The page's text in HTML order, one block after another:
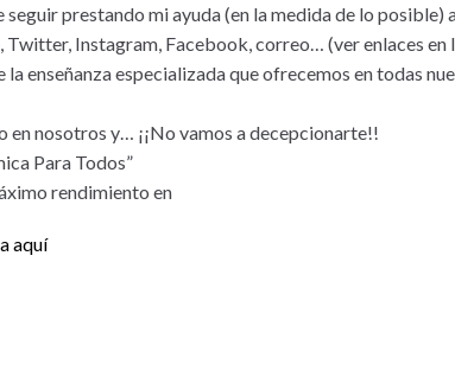
seguir prestando mi ayuda (en la medida de lo posible)
Twitter, Instagram, Facebook, correo… (ver enlaces en
la enseñanza especializada que ofrecemos en todas
en nosotros y… ¡¡No vamos a decepcionarte!!
Para Todos”
rendimiento en
aquí